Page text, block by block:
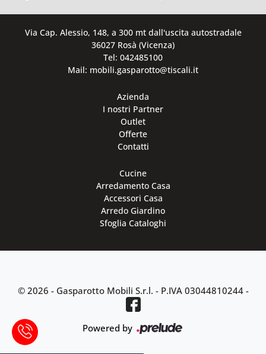
Via Cap. Alessio, 148, a 300 mt dall'uscita autostradale
36027 Rosà (Vicenza)
Tel: 042485100
Mail: mobili.gasparotto@tiscali.it
Azienda
I nostri Partner
Outlet
Offerte
Contatti
Cucine
Arredamento Casa
Accessori Casa
Arredo Giardino
Sfoglia Cataloghi
© 2026 - Gasparotto Mobili S.r.l. - P.IVA 03044810244-
Powered by